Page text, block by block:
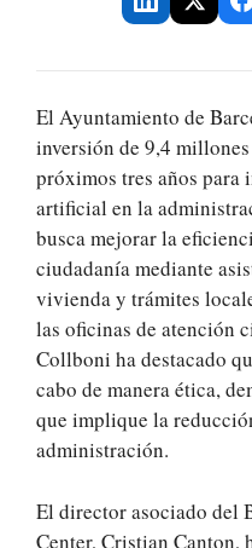
El Ayuntamiento de
inversión de 9,4
próximos tres años
artificial en la
busca mejorar la
ciudadanía mediante
vivienda y trámites
las oficinas de atención
Collboni ha destacado
cabo de manera ética,
que implique la
administración.
El director asociado del
Center, Cristian Canton,